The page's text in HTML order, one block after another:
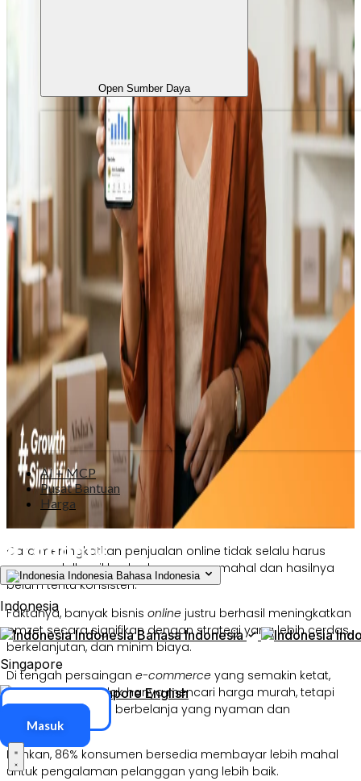
Open Sumber Daya
AI + MCP
Pusat Bantuan
Harga
Indonesia Bahasa Indonesia
Indonesia
Indonesia Bahasa Indonesia
Singapore
Singapore English
Masuk
Cara meningkatkan penjualan online tidak selalu harus
mengandalkan iklan berbayar yang mahal dan hasilnya
belum tentu konsisten.
Faktanya, banyak bisnis online justru berhasil meningkatkan
omzet secara signifikan dengan strategi yang lebih cerdas,
berkelanjutan, dan minim biaya.
Di tengah persaingan e-commerce yang semakin ketat,
pelanggan kini tidak hanya mencari harga murah, tetapi
juga pengalaman berbelanja yang nyaman dan
terpercaya.
Bahkan, 86% konsumen bersedia membayar lebih mahal
untuk pengalaman pelanggan yang lebih baik.